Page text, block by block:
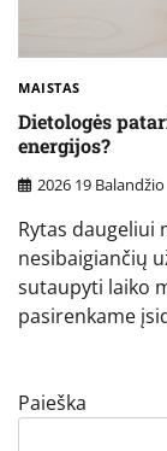
MAISTAS
Dietologės
energijos?
2026 19 Balandžio
Rytas daugeliui
nesibaigiančių
sutaupyti laiko
pasirenkame
Paieška